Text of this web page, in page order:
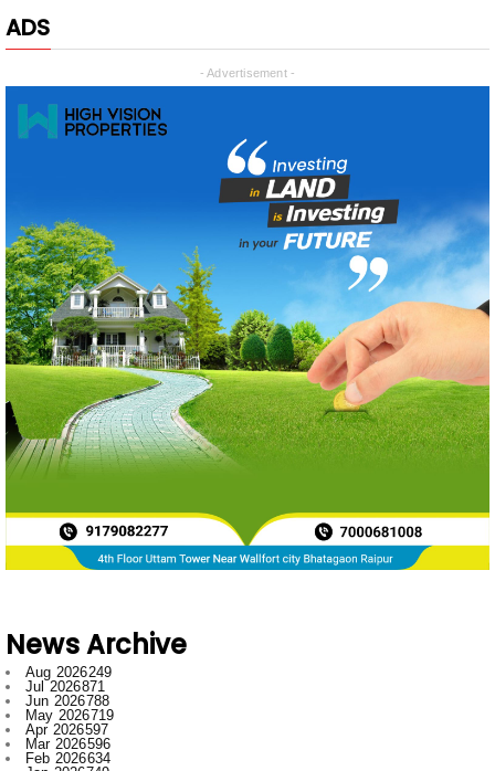
News Archive
Jun 2026
788
May 2026719
Apr 2026597
Mar 2026596
Feb 2026634
Jan 2026749
Dec 2025697
Nov 2025592
Oct 2025546
Sept 2025662